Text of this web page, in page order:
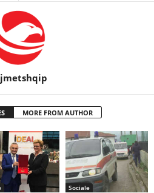
MORE FROM AUTHOR
Sociale